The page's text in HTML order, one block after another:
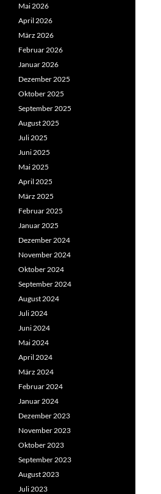
Mai 2026
April 2026
März 2026
Februar 2026
Januar 2026
Dezember 2025
Oktober 2025
September 2025
August 2025
Juli 2025
Juni 2025
Mai 2025
April 2025
März 2025
Februar 2025
Januar 2025
Dezember 2024
November 2024
Oktober 2024
September 2024
August 2024
Juli 2024
Juni 2024
Mai 2024
April 2024
März 2024
Februar 2024
Januar 2024
Dezember 2023
November 2023
Oktober 2023
September 2023
August 2023
Juli 2023